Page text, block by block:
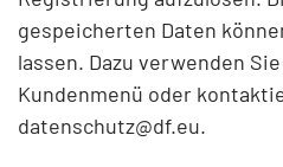
gespeicherten Daten
lassen. Dazu verwenden
Kundenmenü oder
datenschutz@df.eu.